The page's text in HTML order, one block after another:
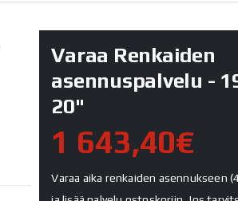
Varaa Renkaiden
asennuspalvelu -
20"
1 643,40€
Varaa aika renkaiden asennukseen